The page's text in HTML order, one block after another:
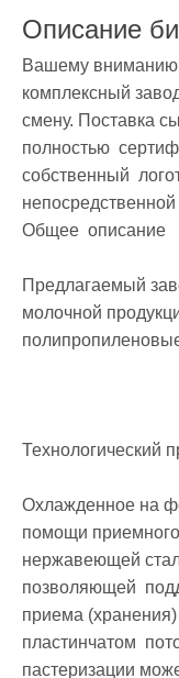
Описание
Вашему вниманию
комплексный
смену. Поставка
полностью
собственный
Общее  описание
Предлагаемый
молочной
Технологический
Охлажденное на
помощи
нержавеющей
позволяющей
приема
пластинчатом
пастеризации